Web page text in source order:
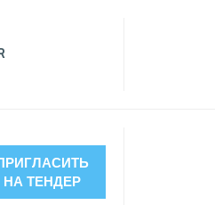
НА ТЕНДЕР